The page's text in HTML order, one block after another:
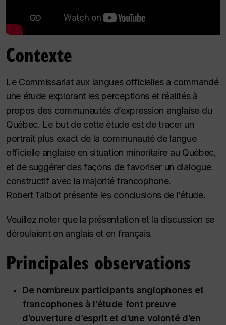
Contexte
Le Commissariat aux langues officielles a commandé
une étude explorant les perceptions et réalités à
propos des communautés d’expression anglaise du
Québec. Le but de cette étude est de tracer un
portrait plus exact de la communauté de langue
officielle anglaise en situation minoritaire au Québec,
et de suggérer des façons de favoriser un dialogue
constructif avec la majorité francophone.
Robert Talbot présente les conclusions de l’étude.
Veuillez noter que la présentation et la discussion se
déroulaient en anglais et en français.
Principales observations
De nombreux participants anglophones et
francophones à l’étude font preuve
d’ouverture d’esprit et d’une volonté d’en